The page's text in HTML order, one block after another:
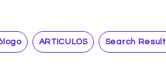
ARTICULOS Search